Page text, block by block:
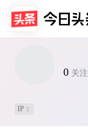
0 关注
IP：